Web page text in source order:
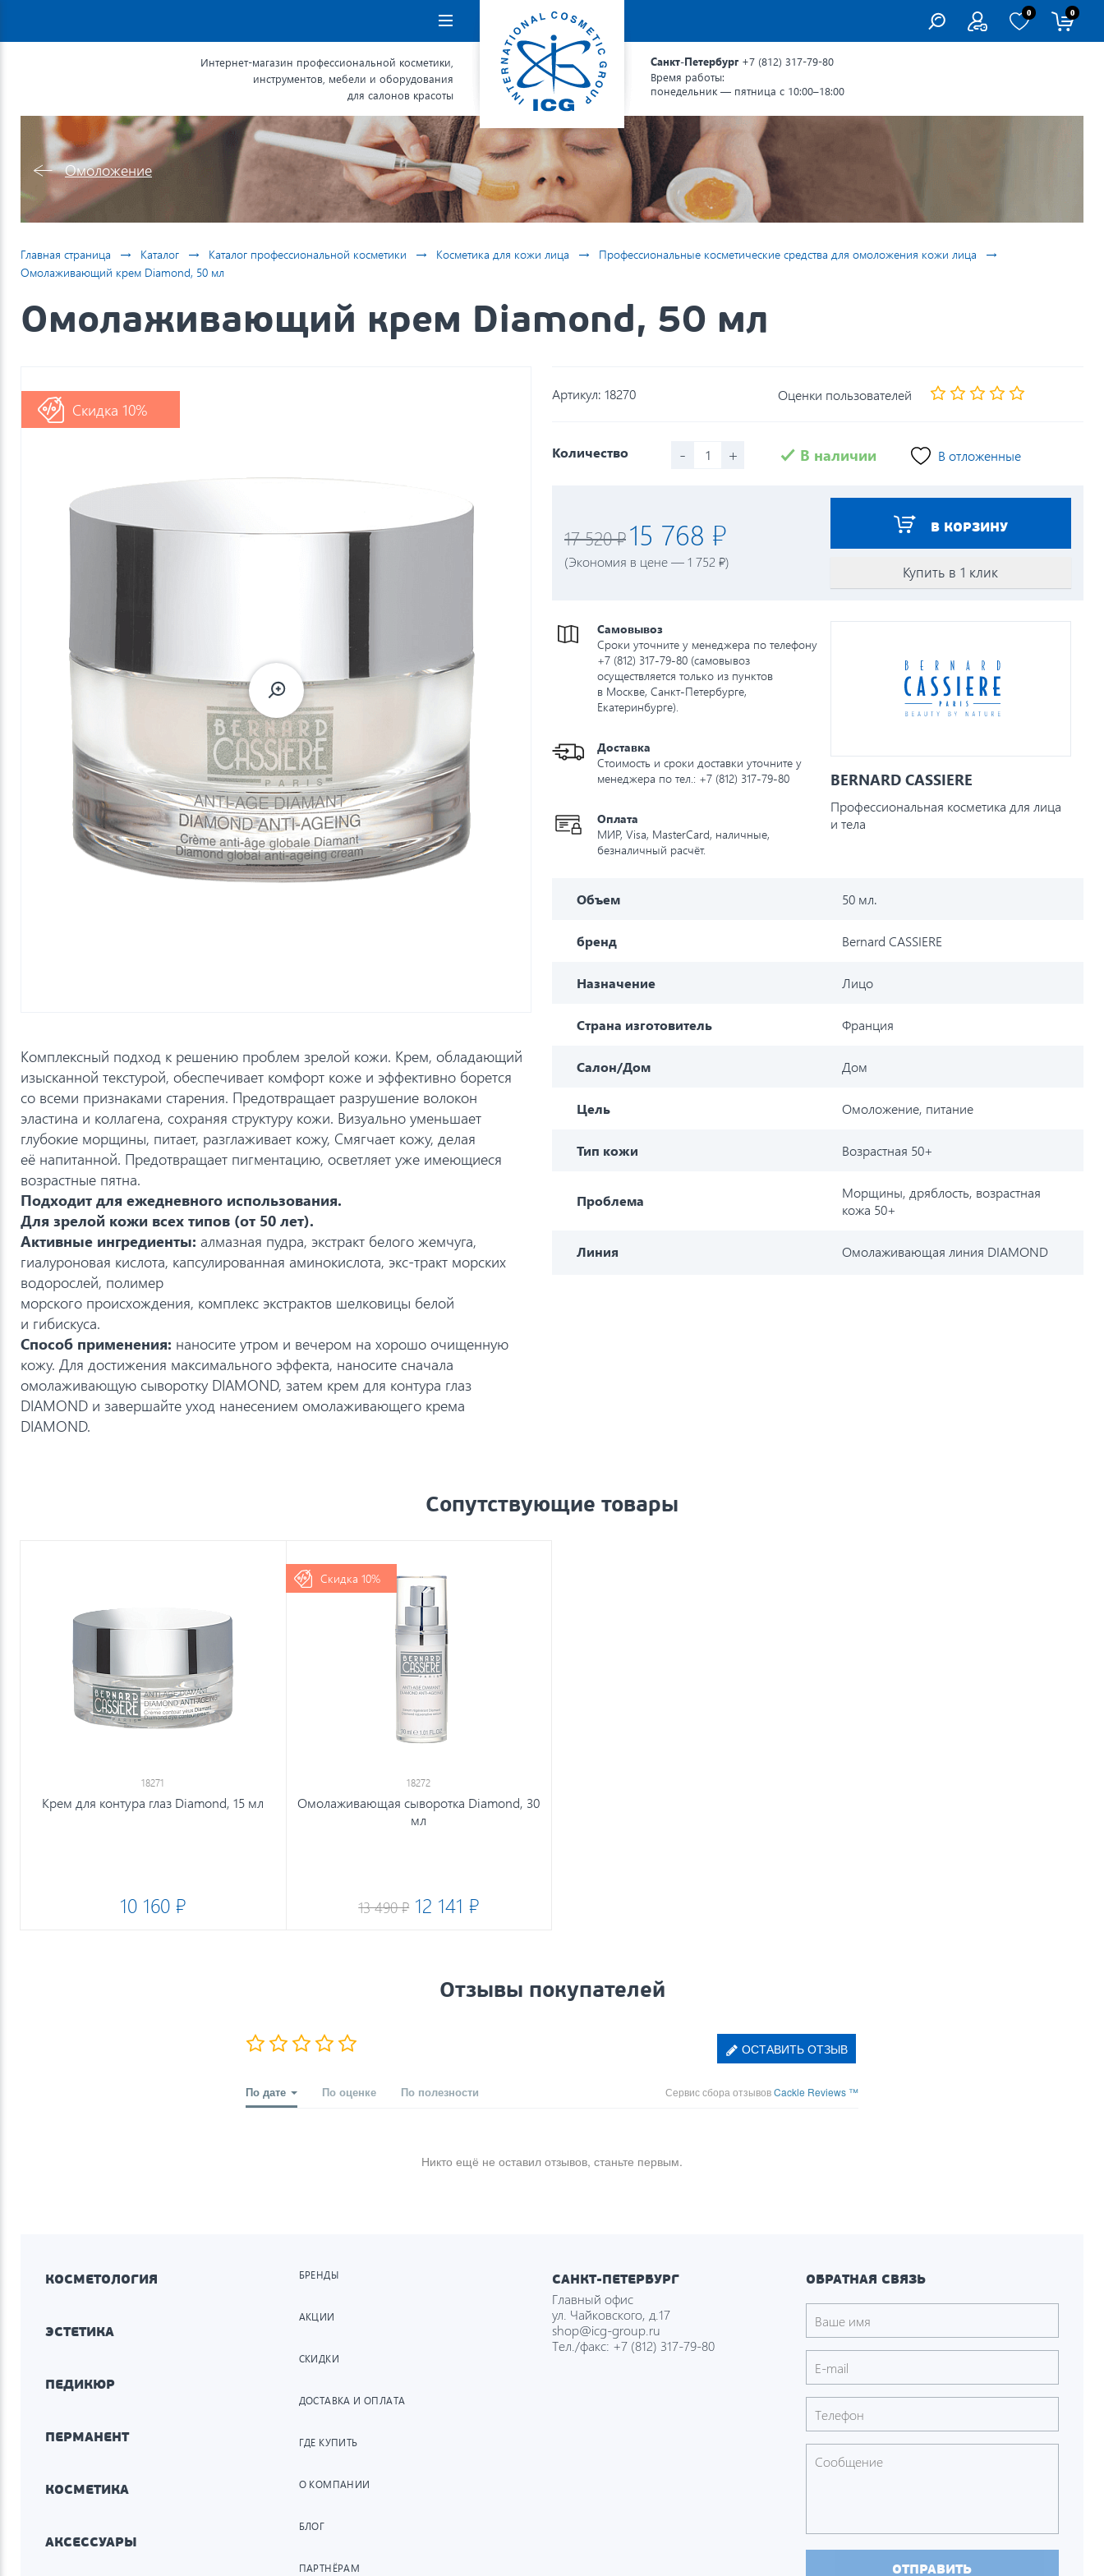
Навигация
0 0
Интернет-магазин профессиональной косметики,
инструментов, мебели и оборудования
для салонов красоты
Санкт-Петербург +7 (812) 317-79-80
Время работы:
понедельник — пятница с 10:00–18:00
Омоложение
Главная страница → Каталог → Каталог профессиональной косметики → Косметика для кожи лица → Профессиональные косметические средства для омоложения кожи лица →
Омолаживающий крем Diamond, 50 мл
Омолаживающий крем Diamond, 50 мл
Скидка 10%
Комплексный подход к решению проблем зрелой кожи. Крем, обладающий
изысканной текстурой, обеспечивает комфорт коже и эффективно борется
со всеми признаками старения. Предотвращает разрушение волокон
эластина и коллагена, сохраняя структуру кожи. Визуально уменьшает
глубокие морщины, питает, разглаживает кожу, Смягчает кожу, делая
её напитанной. Предотвращает пигментацию, осветляет уже имеющиеся
возрастные пятна.
Подходит для ежедневного использования.
Для зрелой кожи всех типов (от 50 лет).
Активные ингредиенты: алмазная пудра, экстракт белого жемчуга,
гиалуроновая кислота, капсулированная аминокислота, экс-тракт морских
водорослей, полимер
морского происхождения, комплекс экстрактов шелковицы белой
и гибискуса.
Способ применения: наносите утром и вечером на хорошо очищенную
кожу. Для достижения максимального эффекта, наносите сначала
омолаживающую сыворотку DIAMOND, затем крем для контура глаз
DIAMOND и завершайте уход нанесением омолаживающего крема
DIAMOND.
Артикул: 18270 Оценки пользователей
Количество - + В наличии В отложенные
17 520 ₽15 768 ₽
(Экономия в цене — 1 752 ₽)
В КОРЗИНУ
Купить в 1 клик
Самовывоз
Сроки уточните у менеджера по телефону
+7 (812) 317-79-80 (самовывоз
осуществляется только из пунктов
в Москве, Санкт-Петербурге,
Екатеринбурге).
Доставка
Стоимость и сроки доставки уточните у
менеджера по тел.: +7 (812) 317-79-80
Оплата
МИР, Visa, MasterCard, наличные,
безналичный расчёт.
BERNARD CASSIERE
Профессиональная косметика для лица
и тела
Объем 50 мл.
бренд Bernard CASSIERE
Назначение Лицо
Страна изготовитель Франция
Салон/Дом Дом
Цель Омоложение, питание
Тип кожи Возрастная 50+
Проблема
Морщины, дряблость, возрастная
кожа 50+
Линия Омолаживающая линия DIAMOND
Сопутствующие товары
18271
Крем для контура глаз Diamond, 15 мл
10 160 ₽
18272
Омолаживающая сыворотка Diamond, 30
мл
13 490 ₽12 141 ₽
Скидка 10%
Отзывы покупателей
ОСТАВИТЬ ОТЗЫВ
По дате По оценке По полезности Сервис сбора отзывовCackle Reviews ™
Никто ещё не оставил отзывов, станьте первым.
КОСМЕТОЛОГИЯ
ЭСТЕТИКА
ПЕДИКЮР
ПЕРМАНЕНТ
КОСМЕТИКА
АКСЕССУАРЫ
БРЕНДЫ
АКЦИИ
СКИДКИ
ДОСТАВКА И ОПЛАТА
ГДЕ КУПИТЬ
О КОМПАНИИ
БЛОГ
ПАРТНЁРАМ
САНКТ-ПЕТЕРБУРГ
Главный офис
ул. Чайковского, д.17
shop@icg-group.ru
Тел./факс: +7 (812) 317-79-80
ОБРАТНАЯ СВЯЗЬ
ОТПРАВИТЬ